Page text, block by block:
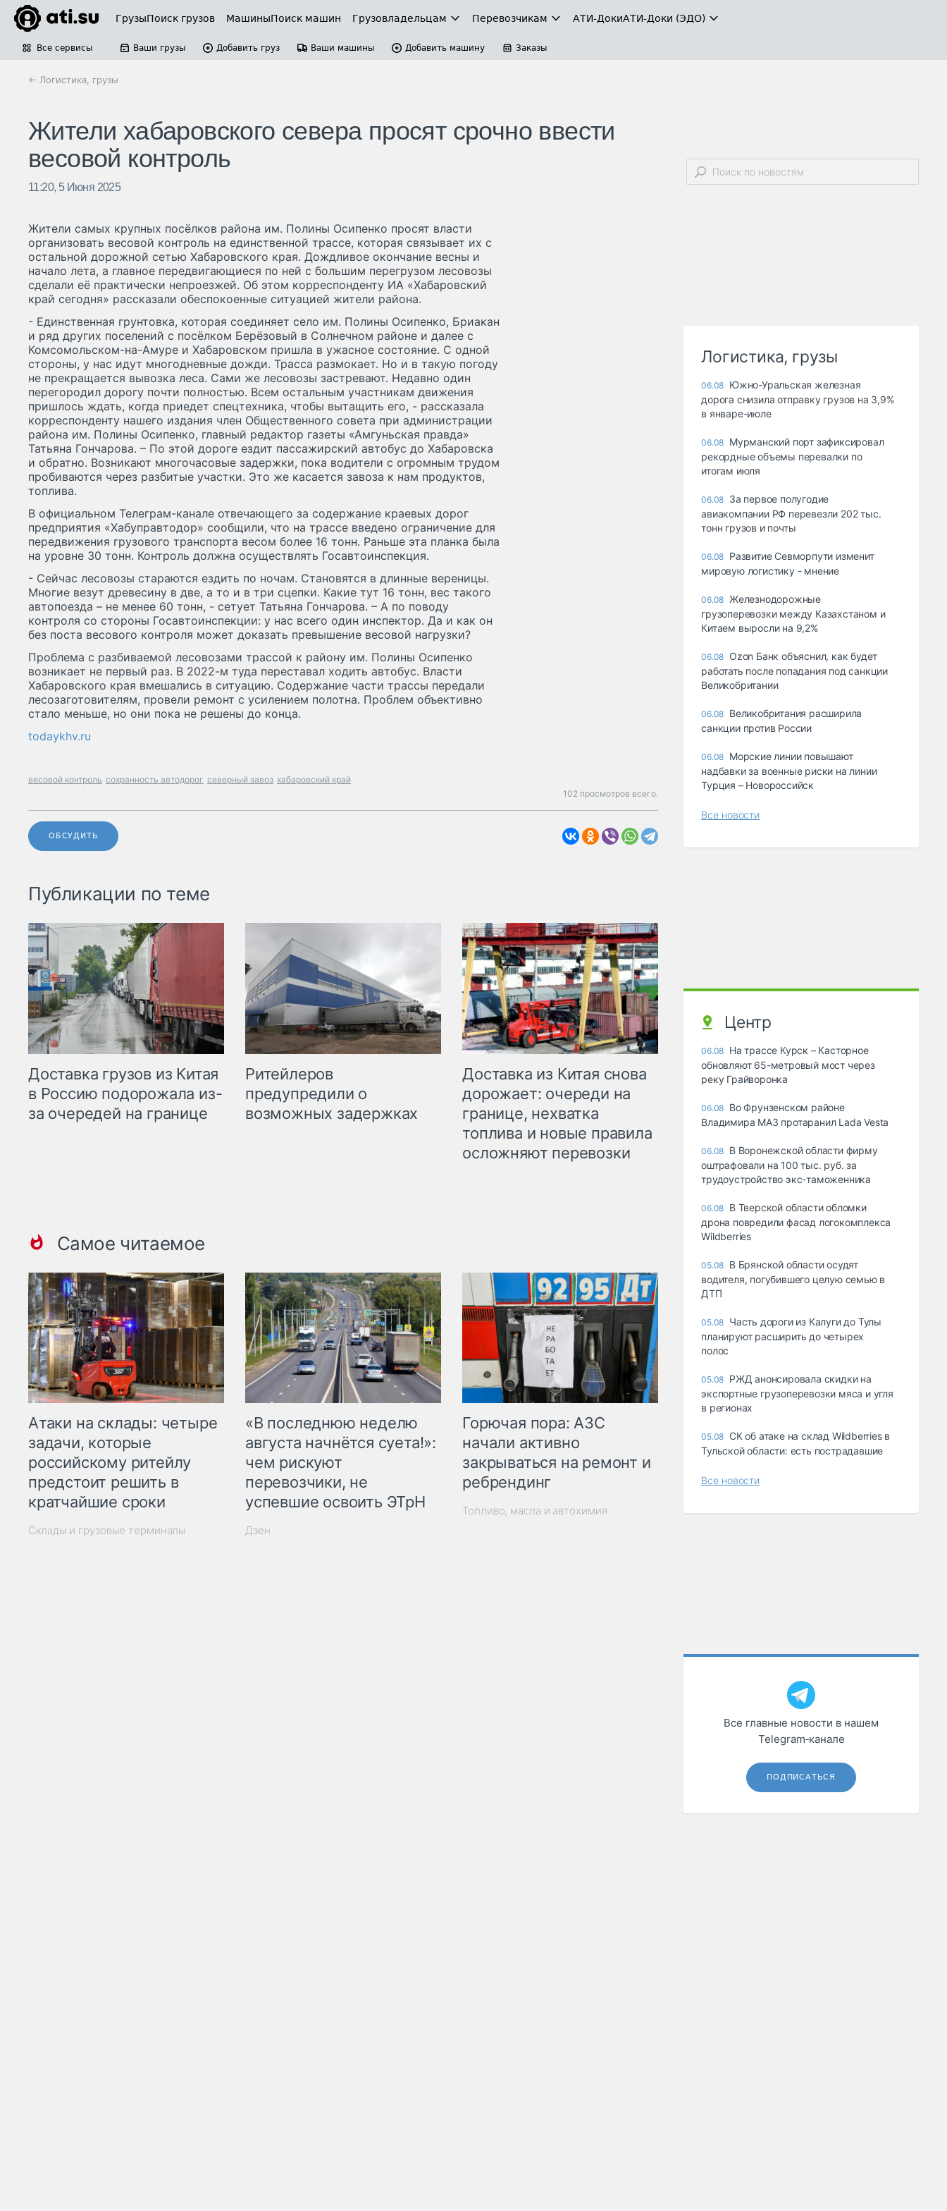
ГрузыПоиск грузов МашиныПоиск машин Грузовладельцам Перевозчикам АТИ-ДокиАТИ-Доки (ЭДО)
Все сервисы Ваши грузы Добавить груз Ваши машины Добавить машину Заказы
← Логистика, грузы
Жители хабаровского севера просят срочно ввести
весовой контроль
11:20, 5 Июня 2025
Жители самых крупных посёлков района им. Полины Осипенко просят власти
организовать весовой контроль на единственной трассе, которая связывает их с
остальной дорожной сетью Хабаровского края. Дождливое окончание весны и
начало лета, а главное передвигающиеся по ней с большим перегрузом лесовозы
сделали её практически непроезжей. Об этом корреспонденту ИА «Хабаровский
край сегодня» рассказали обеспокоенные ситуацией жители района.
- Единственная грунтовка, которая соединяет село им. Полины Осипенко, Бриакан
и ряд других поселений с посёлком Берёзовый в Солнечном районе и далее с
Комсомольском-на-Амуре и Хабаровском пришла в ужасное состояние. С одной
стороны, у нас идут многодневные дожди. Трасса размокает. Но и в такую погоду
не прекращается вывозка леса. Сами же лесовозы застревают. Недавно один
перегородил дорогу почти полностью. Всем остальным участникам движения
пришлось ждать, когда приедет спецтехника, чтобы вытащить его, - рассказала
корреспонденту нашего издания член Общественного совета при администрации
района им. Полины Осипенко, главный редактор газеты «Амгуньская правда»
Татьяна Гончарова. – По этой дороге ездит пассажирский автобус до Хабаровска
и обратно. Возникают многочасовые задержки, пока водители с огромным трудом
пробиваются через разбитые участки. Это же касается завоза к нам продуктов,
топлива.
В официальном Телеграм-канале отвечающего за содержание краевых дорог
предприятия «Хабуправтодор» сообщили, что на трассе введено ограничение для
передвижения грузового транспорта весом более 16 тонн. Раньше эта планка была
на уровне 30 тонн. Контроль должна осуществлять Госавтоинспекция.
- Сейчас лесовозы стараются ездить по ночам. Становятся в длинные вереницы.
Многие везут древесину в две, а то и в три сцепки. Какие тут 16 тонн, вес такого
автопоезда – не менее 60 тонн, - сетует Татьяна Гончарова. – А по поводу
контроля со стороны Госавтоинспекции: у нас всего один инспектор. Да и как он
без поста весового контроля может доказать превышение весовой нагрузки?
Проблема с разбиваемой лесовозами трассой к району им. Полины Осипенко
возникает не первый раз. В 2022-м туда переставал ходить автобус. Власти
Хабаровского края вмешались в ситуацию. Содержание части трассы передали
лесозаготовителям, провели ремонт с усилением полотна. Проблем объективно
стало меньше, но они пока не решены до конца.
todaykhv.ru
весовой контроль сохранность автодорог северный завоз хабаровский край
102 просмотров всего.
ОБСУДИТЬ
Публикации по теме
Доставка грузов из Китая
в Россию подорожала из-
за очередей на границе
Ритейлеров
предупредили о
возможных задержках
Доставка из Китая снова
дорожает: очереди на
границе, нехватка
топлива и новые правила
осложняют перевозки
Самое читаемое
Атаки на склады: четыре
задачи, которые
российскому ритейлу
предстоит решить в
кратчайшие сроки
Склады и грузовые терминалы
«В последнюю неделю
августа начнётся суета!»:
чем рискуют
перевозчики, не
успевшие освоить ЭТрН
Дзен
Горючая пора: АЗС
начали активно
закрываться на ремонт и
ребрендинг
Топливо, масла и автохимия
Логистика, грузы
06.08 Южно-Уральская железная
дорога снизила отправку грузов на 3,9%
в январе-июле
06.08 Мурманский порт зафиксировал
рекордные объемы перевалки по
итогам июля
06.08 За первое полугодие
авиакомпании РФ перевезли 202 тыс.
тонн грузов и почты
06.08 Развитие Севморпути изменит
мировую логистику - мнение
06.08 Железнодорожные
грузоперевозки между Казахстаном и
Китаем выросли на 9,2%
06.08 Ozon Банк объяснил, как будет
работать после попадания под санкции
Великобритании
06.08 Великобритания расширила
санкции против России
06.08 Морские линии повышают
надбавки за военные риски на линии
Турция – Новороссийск
Все новости
Центр
06.08 На трассе Курск – Касторное
обновляют 65-метровый мост через
реку Грайворонка
06.08 Во Фрунзенском районе
Владимира МАЗ протаранил Lada Vesta
06.08 В Воронежской области фирму
оштрафовали на 100 тыс. руб. за
трудоустройство экс-таможенника
06.08 В Тверской области обломки
дрона повредили фасад логокомплекса
Wildberries
05.08 В Брянской области осудят
водителя, погубившего целую семью в
ДТП
05.08 Часть дороги из Калуги до Тулы
планируют расширить до четырех
полос
05.08 РЖД анонсировала скидки на
экспортные грузоперевозки мяса и угля
в регионах
05.08 СК об атаке на склад Wildberries в
Тульской области: есть пострадавшие
Все новости
Все главные новости в нашем
Telegram‑канале
ПОДПИСАТЬСЯ